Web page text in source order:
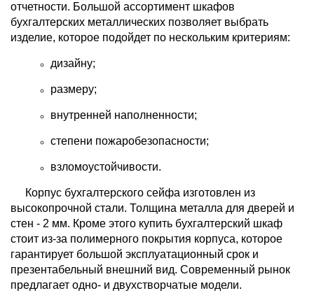
отчетности. Большой ассортимент шкафов
бухгалтерских металлических позволяет выбрать
изделие, которое подойдет по нескольким критериям:
дизайну;
размеру;
внутренней наполненности;
степени пожаробезопасности;
взломоустойчивости.
Корпус бухгалтерского сейфа изготовлен из
высокопрочной стали. Толщина металла для дверей и
стен - 2 мм. Кроме этого купить бухгалтерский шкаф
стоит из-за полимерного покрытия корпуса, которое
гарантирует большой эксплуатационный срок и
презентабельный внешний вид. Современный рынок
предлагает одно- и двухстворчатые модели.